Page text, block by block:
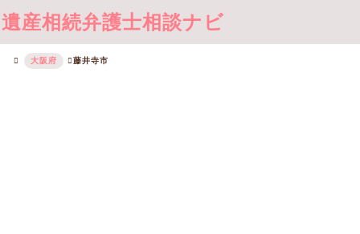
遺産相続弁護士相談ナビ
大阪府 藤井寺市